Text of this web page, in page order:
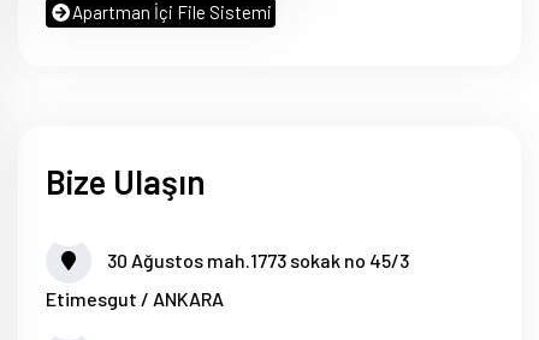
Apartman İçi File Sistemi
Bize Ulaşın
30 Ağustos mah.1773 sokak no 45/3
Etimesgut / ANKARA